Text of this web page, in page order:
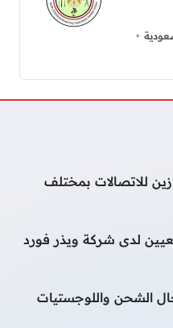
زين للاتصالات بمختلف
لدى شركة ويذر فورد
الشحن واللوجستيات